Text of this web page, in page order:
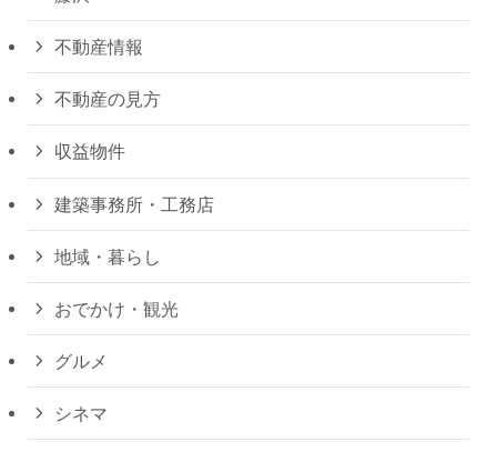
不動産情報
不動産の見方
収益物件
建築事務所・工務店
地域・暮らし
おでかけ・観光
グルメ
シネマ